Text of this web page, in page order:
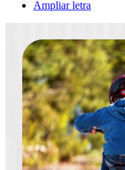
Ampliar letra